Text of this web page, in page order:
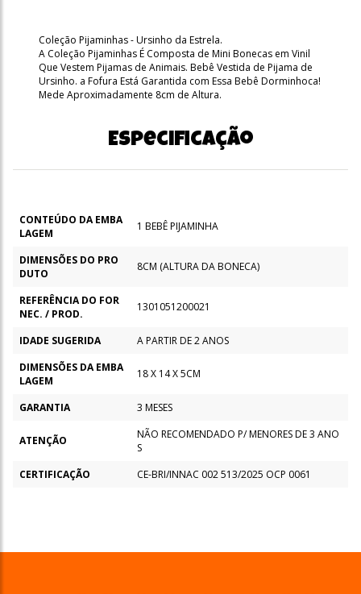
Coleção Pijaminhas - Ursinho da Estrela.
A Coleção Pijaminhas É Composta de Mini Bonecas em Vinil
Que Vestem Pijamas de Animais. Bebê Vestida de Pijama de
Ursinho. a Fofura Está Garantida com Essa Bebê Dorminhoca!
Mede Aproximadamente 8cm de Altura.
Especificação
CONTEÚDO DA EMBA
LAGEM
1 BEBÊ PIJAMINHA
DIMENSÕES DO PRO
DUTO
8CM (ALTURA DA BONECA)
REFERÊNCIA DO FOR
NEC. / PROD.
1301051200021
IDADE SUGERIDA
A PARTIR DE 2 ANOS
DIMENSÕES DA EMBA
LAGEM
18 X 14 X 5CM
GARANTIA 3 MESES
ATENÇÃO
NÃO RECOMENDADO P/ MENORES DE 3 ANO
S
CERTIFICAÇÃO
CE-BRI/INNAC 002 513/2025 OCP 0061